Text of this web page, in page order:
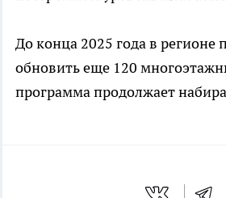
До конца 2025 года в регионе
обновить еще 120
программа продолжает